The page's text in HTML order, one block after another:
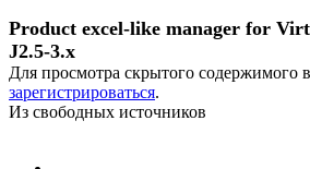
Product excel-like manager for
J2.5-3.x
Для просмотра скрытого
зарегистрироваться.
Из свободных источников